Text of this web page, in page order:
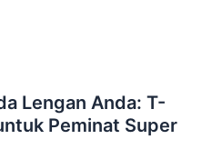
Lengan Anda: T-
Peminat Super